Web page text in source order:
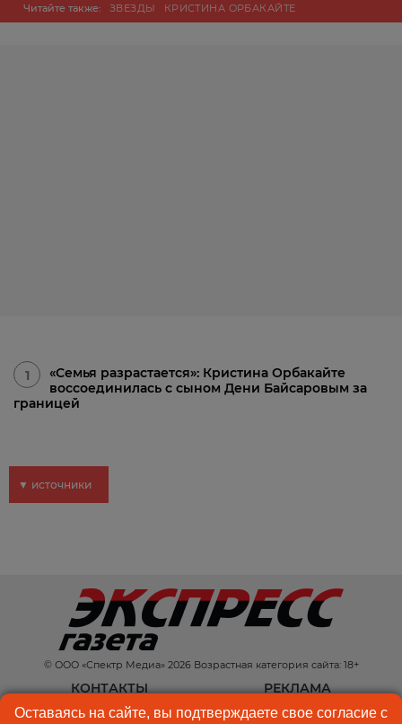
Читайте также: ЗВЕЗДЫ КРИСТИНА ОРБАКАЙТЕ
1
«Семья разрастается»: Кристина Орбакайте
воссоединилась с сыном Дени Байсаровым за
границей
▼ источники
© ООО «Спектр Медиа» 2026 Возрастная категория сайта: 18+
КОНТАКТЫ
РЕКЛАМА
КУКИ-ФАЙЛЫ
ПОЛЬЗОВАТЕЛЬСКОЕ
Оставаясь на сайте, вы подтверждаете свое согласие с